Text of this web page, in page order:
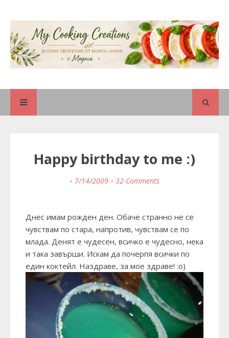
Happy birthday to me :)
7/14/2009 32 Comments
Днес имам рожден ден. Обаче странно не се
чувствам по стара, напротив, чувствам се по
млада. Денят е чудесен, всичко е чудесно, нека
и така завърши. Искам да почерпя всички по
един коктейл. Наздраве, за мое здраве! :о)